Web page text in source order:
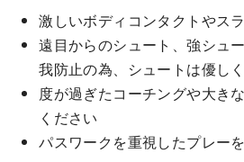
激しいボディコンタクトやス
遠目からのシュート、強シュ
我防止の為、シュートは優し
度が過ぎたコーチングや大き
ください
パスワークを重視したプレー